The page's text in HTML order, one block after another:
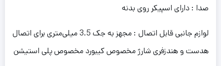
صدا : دارای اسپیکر روی بدنه
لوازم جانبی قابل اتصال : مجهز به جک 3.5 میلی‌متری برای اتصال
هدست و هندزفری شارژ مخصوص کیبورد مخصوص پلی استیشن